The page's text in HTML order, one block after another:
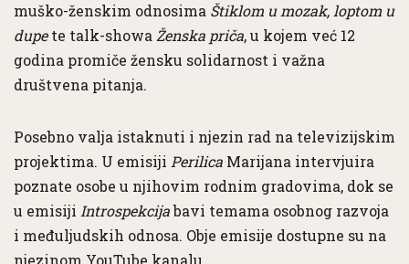
muško-ženskim odnosima Štiklom u mozak, loptom u
dupete talk-showaŽenska priča, u kojem već 12
godina promiče žensku solidarnost i važna
društvena pitanja.
Posebno valja istaknuti i njezin rad na televizijskim
projektima. U emisiji Perilica Marijana intervjuira
poznate osobe u njihovim rodnim gradovima, dok se
u emisiji Introspekcijabavi temama osobnog razvoja
i međuljudskih odnosa. Obje emisije dostupne su na
njezinom YouTube kanalu.